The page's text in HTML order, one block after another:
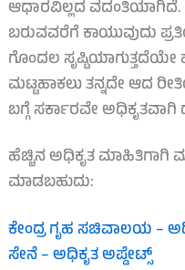
ಆಧಾರವಿಲ್ಲದ ವದಂತಿಯಾಗಿದೆ.
ಬರುವವರೆಗೆ ಕಾಯುವುದು
ಗೊಂದಲ
ಮಟ್ಟಹಾಕಲು ತನ್ನದೇ ಆದ
ಬಗ್ಗೆ ಸರ್ಕಾರವೇ
ಹೆಚ್ಚಿನ ಅಧಿಕೃತ ಮಾಹಿತಿಗಾಗಿ
ಮಾಡಬಹುದು:
ಕೇಂದ್ರ ಗೃಹ ಸಚಿವಾಲಯ –
ಸೇನೆ – ಅಧಿಕೃತ ಅಪ್ಡೇಟ್ಸ್